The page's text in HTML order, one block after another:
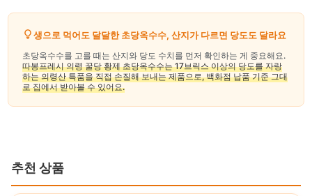
생으로 먹어도 달달한 초당옥수수, 산지가 다르면 당도도 달라요
초당옥수수를 고를 때는 산지와 당도 수치를 먼저 확인하는 게 중요해요.
따봉프레시 의령 꿀당 황제 초당옥수수는 17브릭스 이상의 당도를 자랑
하는 의령산 특품을 직접 손질해 보내는 제품으로, 백화점 납품 기준 그대
로 집에서 받아볼 수 있어요.
추천 상품